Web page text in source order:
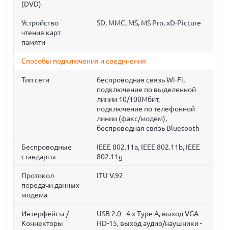
(DVD)
Устройство
чтения карт
памяти
SD, MMC, MS, MS Pro, xD-Picture
Способы подключения и соединения
Тип сети
беспроводная связь Wi-Fi,
подключение по выделенной
линии 10/100Мбит,
подключение по телефонной
линии (факс/модем),
беспроводная связь Bluetooth
Беспроводные
стандарты
IEEE 802.11a, IEEE 802.11b, IEEE
802.11g
Протокол
передачи данных
модема
ITU V.92
Интерфейсы /
Коннекторы
USB 2.0 - 4 x Type A, выход VGA -
HD-15, выход аудио/наушники -